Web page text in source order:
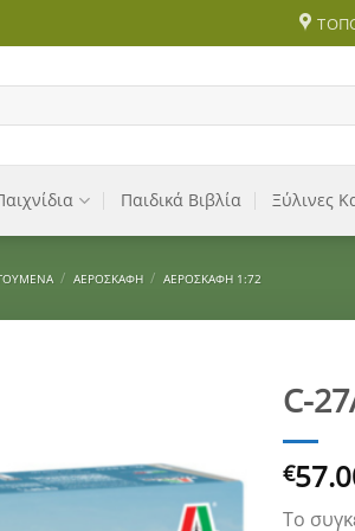
Παιδικά Βιβλία Ξύλινες
/ ΑΕΡΟΣΚΆΦΗ / ΑΕΡΟΣΚΆΦΗ 1:72
Wishlist
C-
€
Το